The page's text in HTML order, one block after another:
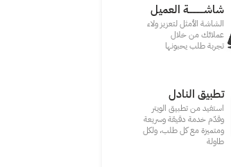
شاشـــــــــــة العميل
الشاشة الأمثل لتعزيز ولاء
عملائك من خلال
تجربة طلب يحبونها
تطبيق النادل
استفيد من تطبيق الويتر
وقدّم خدمة دقيقة وسريعة
ومتميزة مع كل طلب، ولكل
طاولة